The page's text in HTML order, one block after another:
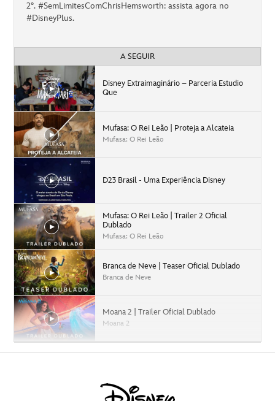
2°. #SemLimitesComChrisHemsworth: assista agora no
#DisneyPlus.
A SEGUIR
Disney Extraimaginário – Parceria Estudio
Que
Mufasa: O Rei Leão | Proteja a Alcateia
Mufasa: O Rei Leão
D23 Brasil - Uma Experiência Disney
Mufasa: O Rei Leão | Trailer 2 Oficial
Dublado
Mufasa: O Rei Leão
Branca de Neve | Teaser Oficial Dublado
Branca de Neve
Moana 2 | Trailer Oficial Dublado
Moana 2
Capitão América: Admirável Mundo Novo |